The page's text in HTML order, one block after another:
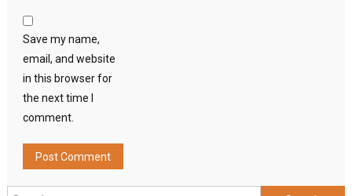
Save my name,
email, and website
in this browser for
the next time I
comment.